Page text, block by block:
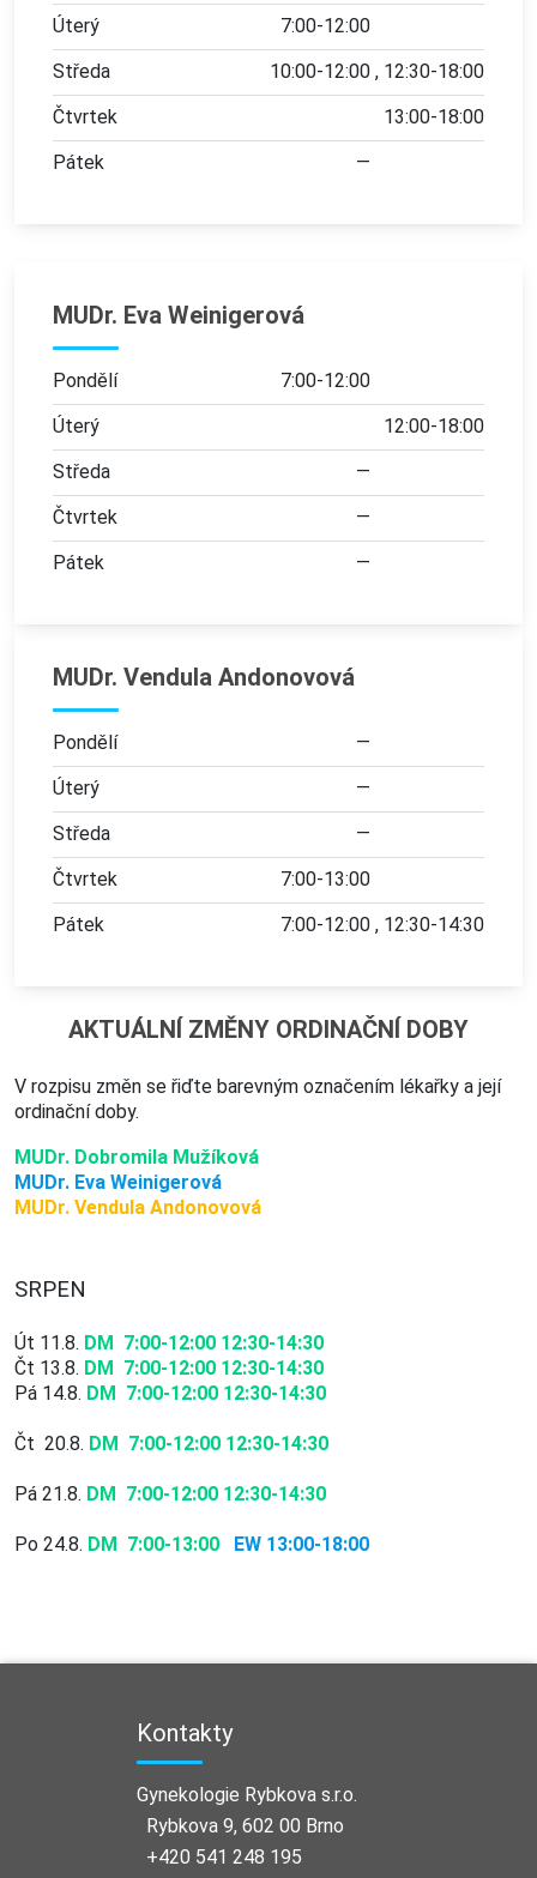
Úterý
7:00-12:00
Středa
10:00-12:00
12:30-18:00
Čtvrtek
13:00-18:00
Pátek
—
MUDr. Eva Weinigerová
Pondělí
7:00-12:00
Úterý
12:00-18:00
Středa
—
Čtvrtek
—
Pátek
—
MUDr. Vendula Andonovová
Pondělí
—
Úterý
—
Středa
—
Čtvrtek
7:00-13:00
Pátek
7:00-12:00 12:30-14:30
AKTUÁLNÍ ZMĚNY ORDINAČNÍ DOBY
V rozpisu změn se řiďte barevným označením lékařky a její
ordinační doby.
MUDr. Dobromila Mužíková
MUDr. Eva Weinigerová
MUDr. Vendula Andonovová
SRPEN
Út 11.8. DM 7:00-12:00 12:30-14:30
Čt 13.8. DM 7:00-12:00 12:30-14:30
Pá 14.8. DM 7:00-12:00 12:30-14:30
Čt 20.8. DM 7:00-12:00 12:30-14:30
Pá 21.8. DM 7:00-12:00 12:30-14:30
Po 24.8. DM 7:00-13:00 EW 13:00-18:00
Kontakty
Gynekologie Rybkova s.r.o.
Rybkova 9, 602 00 Brno
+420 541 248 195